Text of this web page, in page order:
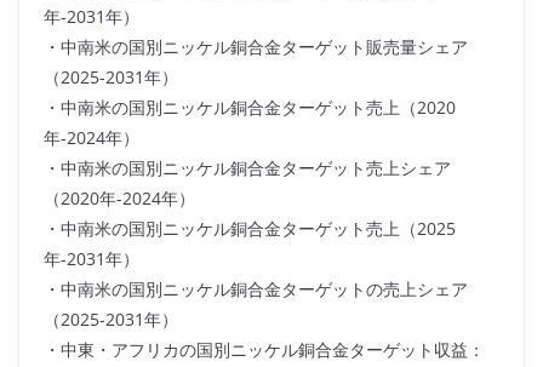
年-2031年）
・中南米の国別ニッケル銅合金ターゲット販売量シェア
（2025-2031年）
・中南米の国別ニッケル銅合金ターゲット売上（2020
年-2024年）
・中南米の国別ニッケル銅合金ターゲット売上シェア
（2020年-2024年）
・中南米の国別ニッケル銅合金ターゲット売上（2025
年-2031年）
・中南米の国別ニッケル銅合金ターゲットの売上シェア
（2025-2031年）
・中東・アフリカの国別ニッケル銅合金ターゲット収益：